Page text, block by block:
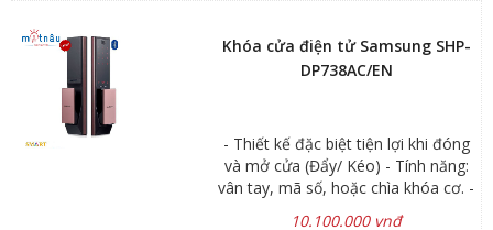
Khóa cửa điện tử Samsung SHP-
DP738AC/EN
- Thiết kế đặc biệt tiện lợi khi đóng
và mở cửa (Đẩy/ Kéo) - Tính năng:
vân tay, mã số, hoặc chìa khóa cơ. -
Đăng ký được: 100 vân tay - Chức
10.100.000 vnđ